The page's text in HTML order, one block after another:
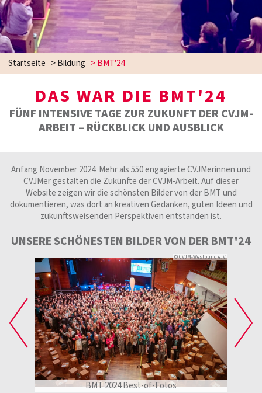
Startseite >Bildung >BMT'24
DAS WAR DIE BMT'24
FÜNF INTENSIVE TAGE ZUR ZUKUNFT DER CVJM-
ARBEIT – RÜCKBLICK UND AUSBLICK
Anfang November 2024: Mehr als 550 engagierte CVJMerinnen und
CVJMer gestalten die Zukünfte der CVJM-Arbeit. Auf dieser
Website zeigen wir die schönsten Bilder von der BMT und
dokumentieren, was dort an kreativen Gedanken, guten Ideen und
zukunftsweisenden Perspektiven entstanden ist.
UNSERE SCHÖNESTEN BILDER VON DER BMT'24
BMT 2024 Best-of-Fotos
© CVJM-Westbund e. V.